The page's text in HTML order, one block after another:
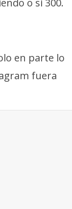
o si 300.
en parte lo
fuera